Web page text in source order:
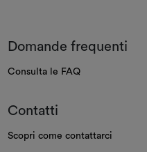
Domande frequenti
Consulta le FAQ
Contatti
Scopri come contattarci